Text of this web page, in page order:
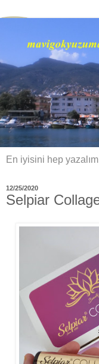
En iyisini hep
12/25/2020
Selpiar